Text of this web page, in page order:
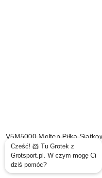
V5M5000 Molten Piłka
Cena:
219.99